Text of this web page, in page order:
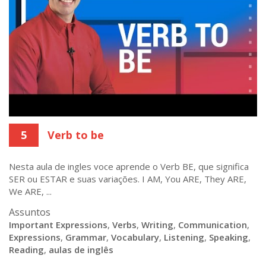
5 Verb to be
Nesta aula de ingles voce aprende o Verb BE, que significa
SER ou ESTAR e suas variações. I AM, You ARE, They ARE,
We ARE, ...
Assuntos
Important Expressions, Verbs, Writing, Communication,
Expressions, Grammar, Vocabulary, Listening, Speaking,
Reading, aulas de inglês